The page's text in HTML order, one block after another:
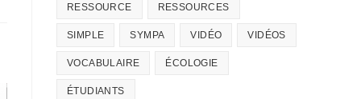
RESSOURCE RESSOURCES
SIMPLE SYMPA VIDÉO VIDÉOS
VOCABULAIRE ÉCOLOGIE
ÉTUDIANTS